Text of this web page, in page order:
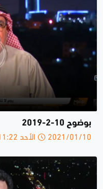
بوضوح 10-2-2019
2021/01/10 الأحد 11:22 ص